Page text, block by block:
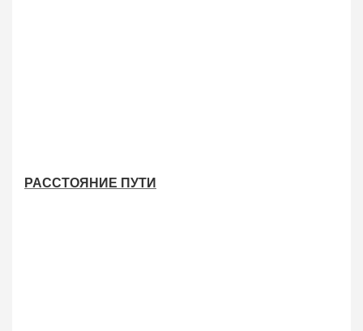
РАССТОЯНИЕ ПУТИ